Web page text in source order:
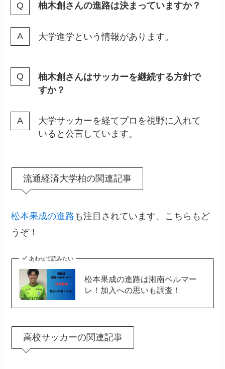
柚木創さんの進路は決まっていますか？
大学進学という情報があります。
柚木創さんはサッカーを継続する方針で
すか？
大学サッカーを経てプロを視野に入れて
いると公言しています。
流通経済大学柏の関連記事
松本果成の進路 も注目されています、こちらもど
うぞ！
あわせて読みたい
松本果成の進路は湘南ベルマー
レ！加入への思いも調査！
高校サッカーの関連記事